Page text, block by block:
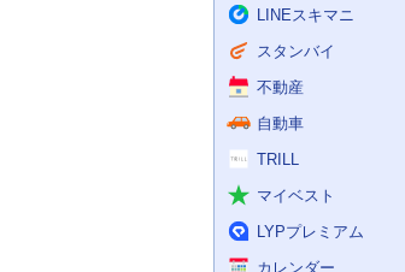
LINEスキマニ
スタンバイ
不動産
自動車
TRILL
マイベスト
LYPプレミアム
カレンダー